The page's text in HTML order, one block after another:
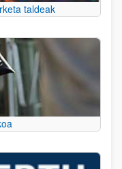
taldeak